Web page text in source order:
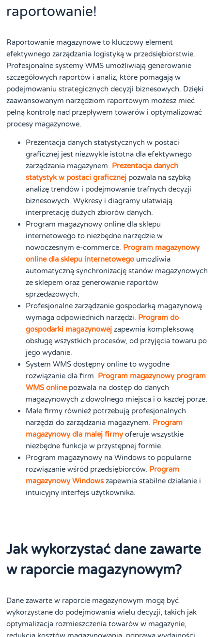
raportowanie!
Raportowanie magazynowe to kluczowy element
efektywnego zarządzania logistyką w przedsiębiorstwie.
Profesjonalne systemy WMS umożliwiają generowanie
szczegółowych raportów i analiz, które pomagają w
podejmowaniu strategicznych decyzji biznesowych. Dzięki
zaawansowanym narzędziom raportowym możesz mieć
pełną kontrolę nad przepływem towarów i optymalizować
procesy magazynowe.
Prezentacja danych statystycznych w postaci
graficznej jest niezwykle istotna dla efektywnego
zarządzania magazynem. Prezentacja danych
statystyk w postaci graficznej pozwala na szybką
analizę trendów i podejmowanie trafnych decyzji
biznesowych. Wykresy i diagramy ułatwiają
interpretację dużych zbiorów danych.
Program magazynowy online dla sklepu
internetowego to niezbędne narzędzie w
nowoczesnym e-commerce. Program magazynowy
online dla sklepu internetowego umożliwia
automatyczną synchronizację stanów magazynowych
ze sklepem oraz generowanie raportów
sprzedażowych.
Profesjonalne zarządzanie gospodarką magazynową
wymaga odpowiednich narzędzi. Program do
gospodarki magazynowej zapewnia kompleksową
obsługę wszystkich procesów, od przyjęcia towaru po
jego wydanie.
System WMS dostępny online to wygodne
rozwiązanie dla firm. Program magazynowy program
WMS onlinepozwala na dostęp do danych
magazynowych z dowolnego miejsca i o każdej porze.
Małe firmy również potrzebują profesjonalnych
narzędzi do zarządzania magazynem. Program
magazynowy dla malej firmyoferuje wszystkie
niezbędne funkcje w przystępnej formie.
Program magazynowy na Windows to popularne
rozwiązanie wśród przedsiębiorców. Program
magazynowy Windowszapewnia stabilne działanie i
intuicyjny interfejs użytkownika.
Jak wykorzystać dane zawarte
w raporcie magazynowym?
Dane zawarte w raporcie magazynowym mogą być
wykorzystane do podejmowania wielu decyzji, takich jak
optymalizacja rozmieszczenia towarów w magazynie,